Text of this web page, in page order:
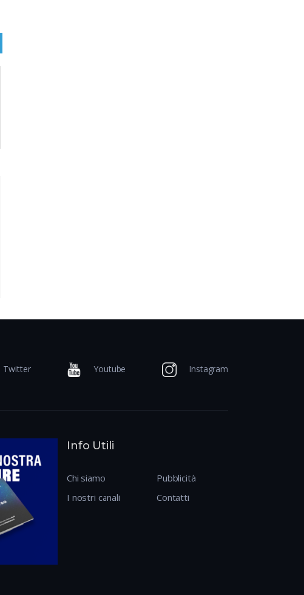
Twitter Youtube Instagram
Info Utili
Chi siamo
I nostri canali
Pubblicità
Contatti